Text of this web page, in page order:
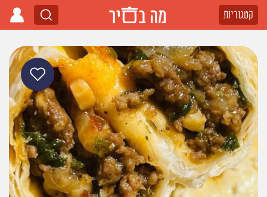
קטגוריות